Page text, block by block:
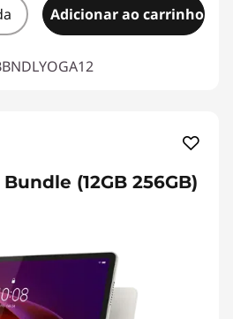
Adicionar ao carrinho
(12GB 256GB)